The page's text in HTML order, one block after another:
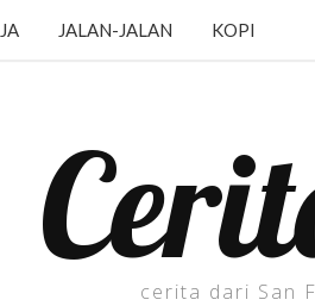
JALAN-JALAN KOPI
cerita dari San